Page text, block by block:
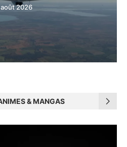
août 2026
& MANGAS